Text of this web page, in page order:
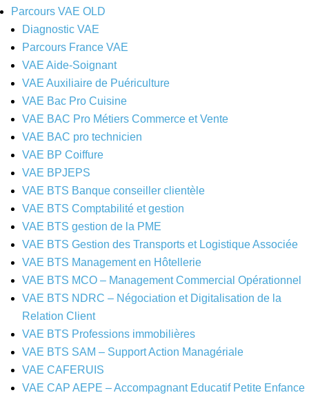
Parcours VAE OLD
Diagnostic VAE
Parcours France VAE
VAE Aide-Soignant
VAE Auxiliaire de Puériculture
VAE Bac Pro Cuisine
VAE BAC Pro Métiers Commerce et Vente
VAE BAC pro technicien
VAE BP Coiffure
VAE BPJEPS
VAE BTS Banque conseiller clientèle
VAE BTS Comptabilité et gestion
VAE BTS gestion de la PME
VAE BTS Gestion des Transports et Logistique Associée
VAE BTS Management en Hôtellerie
VAE BTS MCO – Management Commercial Opérationnel
VAE BTS NDRC – Négociation et Digitalisation de la
Relation Client
VAE BTS Professions immobilières
VAE BTS SAM – Support Action Managériale
VAE CAFERUIS
VAE CAP AEPE – Accompagnant Educatif Petite Enfance